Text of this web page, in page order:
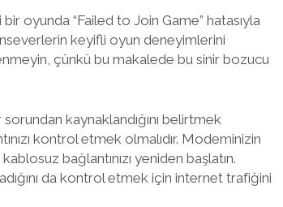
oyunda “Failed to Join Game” hatasıyla
keyifli oyun deneyimlerini
çünkü bu makalede bu sinir bozucu
kaynaklandığını belirtmek
kontrol etmek olmalıdır. Modeminizin
bağlantınızı yeniden başlatın.
da kontrol etmek için internet trafiğini